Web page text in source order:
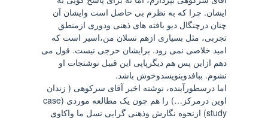
ایشان. چرا که به نظرم بی حاصل است وایشان آن
چنان درچنگال دیو بافته های ذهنی ودوری ازمنطق
تجربی، مثل بسیاری ازهم نسلان من،اسیر است که
امید خلاصی نمی رود. برایشان حرجی نیست. قول می
دهم ازاین پس هم دیگرپاپی این قبیل نوشتجات او
نشوم. ببافدوبنویسدوخوش باشد.
اما درسطورآینده، نوشته اخیر آقای سرکوهی ( زندان
اوین درمرکز…) را هم چون یک مطالعه موردی (case
study) ازنحوه نگارش وذهنی گرایی نسل ما واکاوی